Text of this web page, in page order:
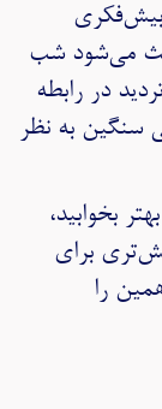
می‌شود شب
در رابطه
سنگین به نظر
بخوابید،
برای
را